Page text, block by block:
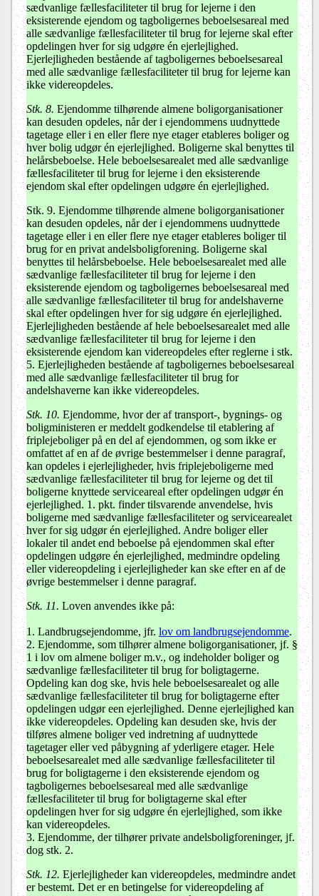
sædvanlige fællesfaciliteter til brug for lejerne i den
eksisterende ejendom og tagboligernes beboelsesareal med
alle sædvanlige fællesfaciliteter til brug for lejerne skal efter
opdelingen hver for sig udgøre én ejerlejlighed.
Ejerlejligheden bestående af tagboligernes beboelsesareal
med alle sædvanlige fællesfaciliteter til brug for lejerne kan
ikke videreopdeles.
Stk. 8. Ejendomme tilhørende almene boligorganisationer
kan desuden opdeles, når der i ejendommens uudnyttede
tagetage eller i en eller flere nye etager etableres boliger og
hver bolig udgør én ejerlejlighed. Boligerne skal benyttes til
helårsbeboelse. Hele beboelsesarealet med alle sædvanlige
fællesfaciliteter til brug for lejerne i den eksisterende
ejendom skal efter opdelingen udgøre én ejerlejlighed.
Stk. 9. Ejendomme tilhørende almene boligorganisationer
kan desuden opdeles, når der i ejendommens uudnyttede
tagetage eller i en eller flere nye etager etableres boliger til
brug for en privat andelsboligforening. Boligerne skal
benyttes til helårsbeboelse. Hele beboelsesarealet med alle
sædvanlige fællesfaciliteter til brug for lejerne i den
eksisterende ejendom og tagboligernes beboelsesareal med
alle sædvanlige fællesfaciliteter til brug for andelshaverne
skal efter opdelingen hver for sig udgøre én ejerlejlighed.
Ejerlejligheden bestående af hele beboelsesarealet med alle
sædvanlige fællesfaciliteter til brug for lejerne i den
eksisterende ejendom kan videre­op­deles efter reglerne i stk.
5. Ejerlejligheden bestående af tagboligernes beboelsesareal
med alle sædvanlige fællesfaciliteter til brug for
andelshaverne kan ikke videreopdeles.
Stk. 10. Ejendomme, hvor der af transport-, bygnings- og
boligministeren er meddelt godkendelse til etablering af
friplejeboliger på en del af ejendommen, og som ikke er
omfattet af en af de øvrige bestemmelser i denne paragraf,
kan opdeles i ejerlejligheder, hvis friplejeboligerne med
sædvanlige fællesfaciliteter til brug for lejerne og det til
boligerne knyttede serviceareal efter opdelingen udgør én
ejerlejlighed. 1. pkt. finder tilsvarende anvendelse, hvis
boligerne med sædvanlige fællesfaciliteter og servicearealet
hver for sig udgør én ejerlejlighed. Andre boliger eller
lokaler til andet end beboelse på ejendommen skal efter
opdelingen udgøre én ejerlejlighed, medmindre opdeling
eller videreopdeling i ejerlejligheder kan ske efter en af de
øvrige bestemmelser i denne paragraf.
Stk. 11. Loven anvendes ikke på:
1. Landbrugsejendomme, jfr. lov om landbrugsejendomme.
2. Ejendomme, som tilhører almene boligorganisationer, jf. §
1 i lov om almene boliger m.v., og indeholder boliger og
sædvanlige fællesfaciliteter til brug for boligtagerne.
Opdeling kan dog ske, hvis hele beboelsesarealet og alle
sædvanlige fællesfaciliteter til brug for boligtagerne efter
opdelingen udgør een ejerlejlighed. Denne ejerlejlighed kan
ikke videreopdeles. Opdeling kan desuden ske, hvis der
tilføres almene boliger ved indretning af uudnyttede
tagetager eller ved påbygning af yderligere etager. Hele
beboelsesarealet med alle sædvanlige fællesfaciliteter til
brug for boligtagerne i den eksisterende ejendom og
tagboligernes beboelsesareal med alle sædvanlige
fællesfaciliteter til brug for boligtagerne skal efter
opdelingen hver for sig udgøre én ejerlejlighed, som ikke
kan videreopdeles.
3. Ejendomme, der tilhører private andelsboligforeninger, jf.
dog stk. 2.
Stk. 12. Ejerlejligheder kan videreopdeles, medmindre andet
er bestemt. Det er en betingelse for videreopdeling af